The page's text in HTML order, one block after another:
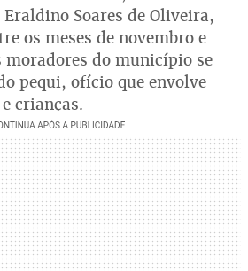
Soares de Oliveira,
os meses de novembro e
do município se
pequi, ofício que envolve
crianças.